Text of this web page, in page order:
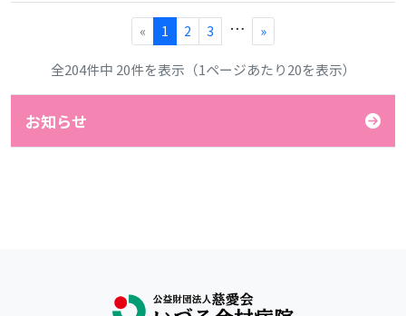
« 1 2 3 … »
全204件中 20件を表示（1ページあたり20を表示）
お知らせ